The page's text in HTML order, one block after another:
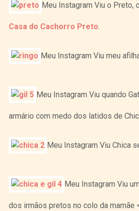
Meu Instagram Viu o Preto,
Casa do Cachorro Preto.
Meu Instagram Viu meu
Meu Instagram Viu quando
armário com medo dos latidos de
Meu Instagram Viu Chica
Meu Instagram Viu
dos irmãos pretos no colo da mamãe